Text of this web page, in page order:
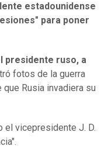
estadounidense
para poner
presidente ruso, a
fotos de la guerra
Rusia invadiera su
el vicepresidente J. D.